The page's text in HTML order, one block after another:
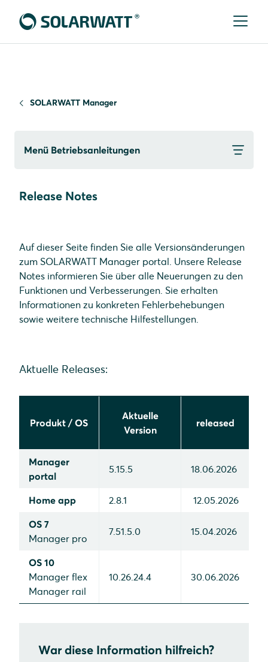
SOLARWATT Manager
Menü Betriebsanleitungen
Release Notes
Auf dieser Seite finden Sie alle Versionsänderungen
zum SOLARWATT Manager portal. Unsere Release
Notes informieren Sie über alle Neuerungen zu den
Funktionen und Verbesserungen. Sie erhalten
Informationen zu konkreten Fehlerbehebungen
sowie weitere technische Hilfestellungen.
Aktuelle Releases:
Produkt / OS
Aktuelle
Version
released
Manager
portal
5.15.5 18.06.2026
Home app 2.8.1
12.05.2026
OS 7
Manager pro
7.51.5.0 15.04.2026
OS 10
Manager flex
Manager rail
10.26.24.4 30.06.2026
War diese Information hilfreich?